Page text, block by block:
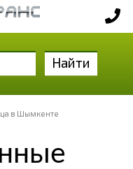
Найти
в Шымкенте